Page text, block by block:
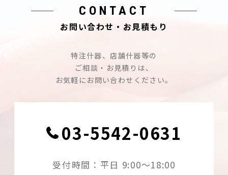
CONTACT
お問い合わせ・お見積もり
特注什器、店舗什器等の
ご相談・お見積りは、
お気軽にお問い合わせください。
03-5542-0631
受付時間：平日 9:00〜18:00